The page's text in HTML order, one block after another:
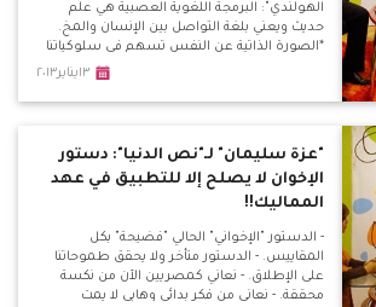
الهولندي": البرمجة اللغوية العصبية هي علم
حديث ويعني بلغة التواصل بين الإنسان والمخ.
*الصورة الذاتية عن النفس تسهم في سلوكياتنا
وأفعالنا تجاه نفسنا وتجاه الآخرين وعلم البرمجة
بالبرمجة العصبية في عدة حالات كالخوف المرضي
البرمجة خمسة : الأسرة، المدرسة، دور العبادة،
الأصدقاء، أنا.
١٣يناير٢٠١٣
"عزة سليمان" لـ"نص الدنيا": دستور
الإخوان لا يصلح إلا للتطبيق في عهد
المماليك!!
- الدستور "الإخواني" الحالي "فضيحة" بكل
المقاييس. - الدستور متأخر ولا يحقق طموحاتنا
على الإطلاق. - نعاني كمصريين الآن من نكسة
محققة. - نعاني من فكر بدائي وهابي لا يمت